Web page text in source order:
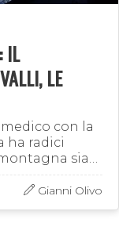
IL
LE
con la
ha radici
sia
potente.
Gianni Olivo